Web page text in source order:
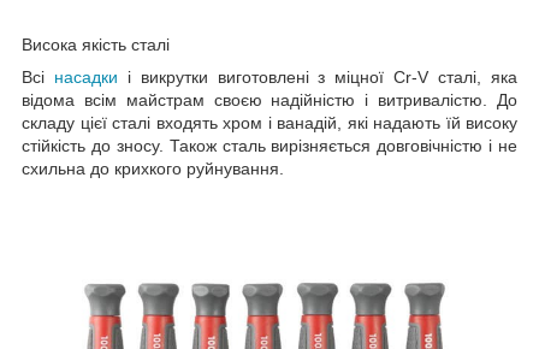
Висока якість сталі
Всі насадки і викрутки виготовлені з міцної Cr-V сталі, яка
відома всім майстрам своєю надійністю і витривалістю. До
складу цієї сталі входять хром і ванадій, які надають їй високу
стійкість до зносу. Також сталь вирізняється довговічністю і не
схильна до крихкого руйнування.